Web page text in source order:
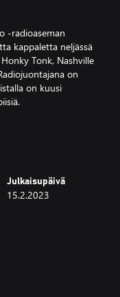
-radioaseman
kappaletta neljässä
Tonk, Nashville
on
on kuusi
jonka jazz-
teiden
Classic, Latin,
Julkaisupäivä
15.2.2023